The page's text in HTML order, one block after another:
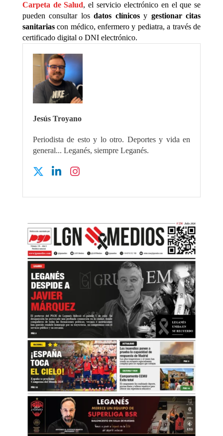
Carpeta de Salud, el servicio electrónico en el que se
pueden consultar losdatos clínicosy gestionar citas
sanitariascon médico, enfermero y pediatra, a través de
certificado digital o DNI electrónico.
Jesús Troyano
Periodista de esto y lo otro. Deportes y vida en
general... Leganés, siempre Leganés.